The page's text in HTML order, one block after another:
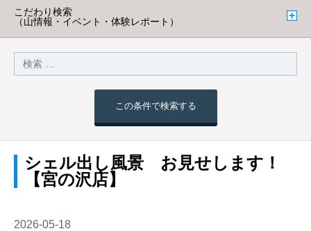
こだわり検索
（山情報・イベント・体験レポート）
この条件で検索する
シェル出し風景 お見せします！
【宮の沢店】
2026-05-18